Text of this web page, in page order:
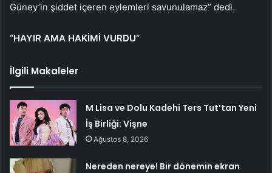
Güney’in şiddet içeren eylemleri savunulamaz” dedi.
“HAYIR AMA HAKİMİ VURDU”
İlgili Makaleler
M Lisa ve Dolu Kadehi Ters Tut’tan Yeni
İş Birliği: Vişne
Ağustos 8, 2026
Nereden nereye! Bir dönemin ekran